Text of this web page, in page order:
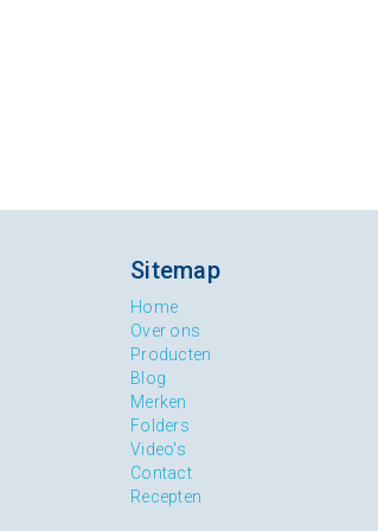
Sitemap
Home
Over ons
Producten
Blog
Merken
Folders
Video's
Contact
Recepten